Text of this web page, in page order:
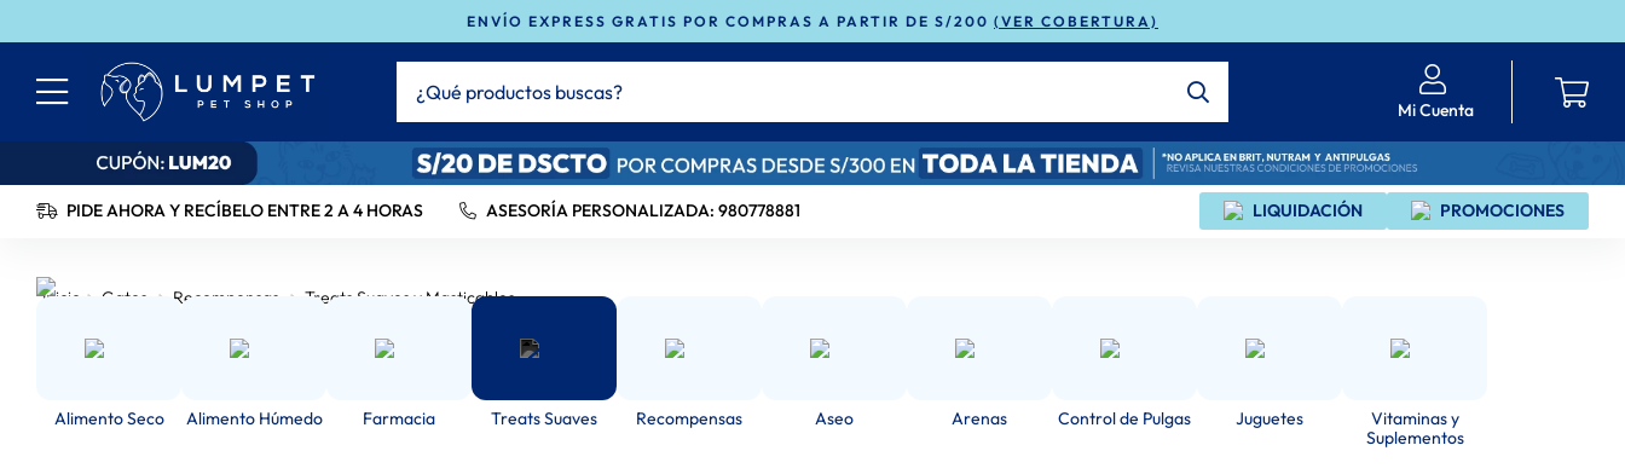
ENVÍO EXPRESS GRATIS POR COMPRAS A PARTIR DE S/200 (VER COBERTURA)
Mi Cuenta
PIDE AHORA Y RECÍBELO ENTRE 2 A 4 HORAS ASESORÍA PERSONALIZADA: 980778881 LIQUIDACIÓN PROMOCIONES
Gatos Recompensas Treats Suaves y Masticables
Alimento Seco Alimento Húmedo Farmacia Treats Suaves Recompensas Aseo Arenas Control de Pulgas Juguetes
Vitaminas y
Suplementos
TÉRMINOS MÁS BUSCADOS
1. Bravecto
6. Leonardo